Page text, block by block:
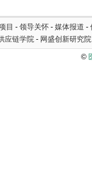
目 - 领导关怀 - 媒体报道 -
应链学院 - 网盛创新研究院
©